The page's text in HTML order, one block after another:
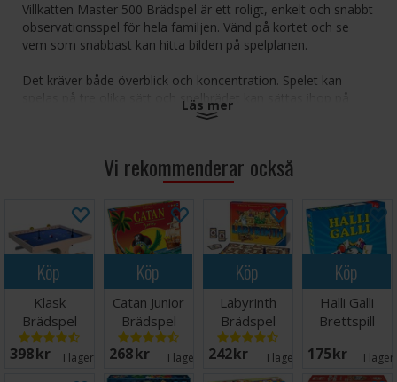
Villkatten Master 500 Brädspel är ett roligt, enkelt och snabbt
observationsspel för hela familjen. Vänd på kortet och se
vem som snabbast kan hitta bilden på spelplanen.
Det kräver både överblick och koncentration. Spelet kan
spelas på tre olika sätt och spelbrädet kan sättas ihop på
olika sätt så att du får en ny spelupplevelse varje gång. Den
Innehåll: Spelplan (9 delar), 513 fyrkantiga kort, 18 delar, låda
(med botten) för de fyrkantiga korten samt spelregler.
Antal spelare: 1-6
Ålder: 6+
Speltid: 20 minuter
Språk: Svenska
Läs mer
Vi rekommenderar också
Köp
Klask
Brädspel
398 SEK I lager: 20+
Köp
Catan Junior
Brädspel
268 SEK I lager: 8
Köp
Labyrinth
Brädspel
242 SEK I lager:
Köp
Halli Galli
Brettspill
175 SEK I